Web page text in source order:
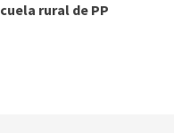
rural de PP